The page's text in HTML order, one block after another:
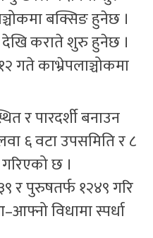
बक्सिङ हुनेछ ।
देखि कराते शुरु हुनेछ ।
गते काभ्रेपलाञ्चोकमा
र पारदर्शी बनाउन
६ वटा उपसमिति र ८
छ ।
र पुरुषतर्फ १२४९ गरि
विधामा स्पर्धा